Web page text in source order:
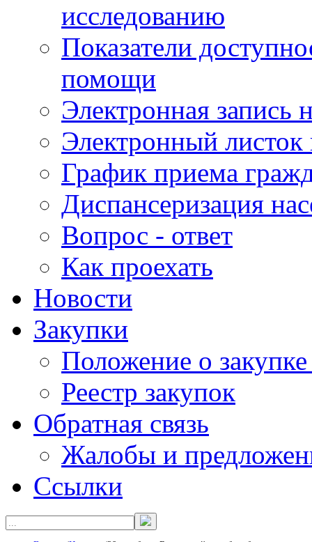
исследованию
Показатели
помощи
Электронная запись
Электронный листок
График приема
Диспансеризация
Вопрос - ответ
Как проехать
Новости
Закупки
Положение о
Реестр закупок
Обратная связь
Жалобы и
Ссылки